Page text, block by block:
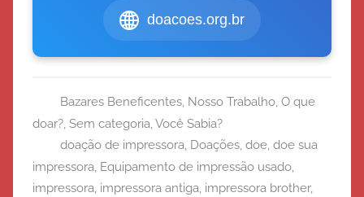
doacoes.org.br
Bazares Beneficentes, Nosso Trabalho, O que
doar?, Sem categoria,Você Sabia?
doação de impressora, Doações, doe, doe sua
impressora, Equipamento de impressão usado,
impressora, impressora antiga, impressora brother,